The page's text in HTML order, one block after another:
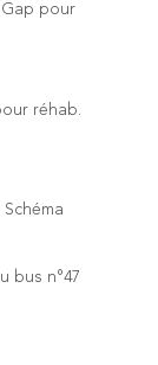
Gap pour
réhab.
bus n°47